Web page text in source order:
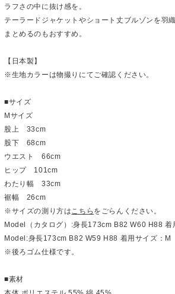
ラフさの中に抜け感を。
テーラードジャケットやショート丈ブルゾンを羽
まとめるのもおすすめ。
【日本製】
※生地カラーは物撮りにてご確認ください。
■サイズ
Mサイズ
股上 33cm
股下 68cm
ウエスト 66cm
ヒップ 101cm
わたり幅 33cm
裾幅 26cm
※サイズの測り方は こちら をごらんください。
Model（カタログ）:身長173cm B82 W60 H88 着
Model:身長173cm B82 W59 H88 着用サイズ：M
※後ろゴム仕様です。
■素材